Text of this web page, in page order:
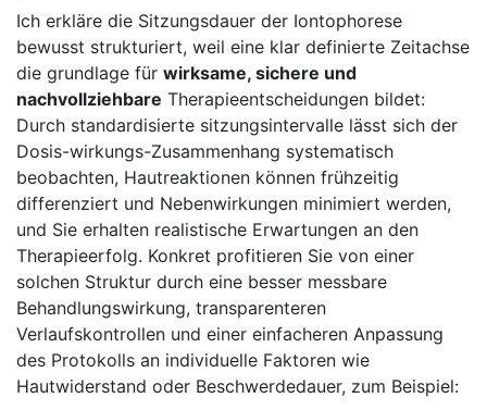
Ich erkläre die Sitzungsdauer‍ der Iontophorese
bewusst ⁣strukturiert, ​weil eine klar definierte Zeitachse
die grundlage⁤ für wirksame, sichere und
nachvollziehbare Therapieentscheidungen bildet:
Durch standardisierte sitzungsintervalle⁣ lässt sich der
Dosis-wirkungs-Zusammenhang systematisch
beobachten, Hautreaktionen ⁢können frühzeitig⁣
differenziert und ‍Nebenwirkungen minimiert werden,‌
und Sie erhalten realistische Erwartungen an‍ den
Therapieerfolg. Konkret profitieren ⁣Sie von einer‌
solchen Struktur durch eine besser messbare
Behandlungswirkung, transparenteren
Verlaufskontrollen und⁣ einer einfacheren Anpassung⁣
des Protokolls ‍an ⁣individuelle Faktoren wie
Hautwiderstand oder Beschwerdedauer, zum Beispiel: